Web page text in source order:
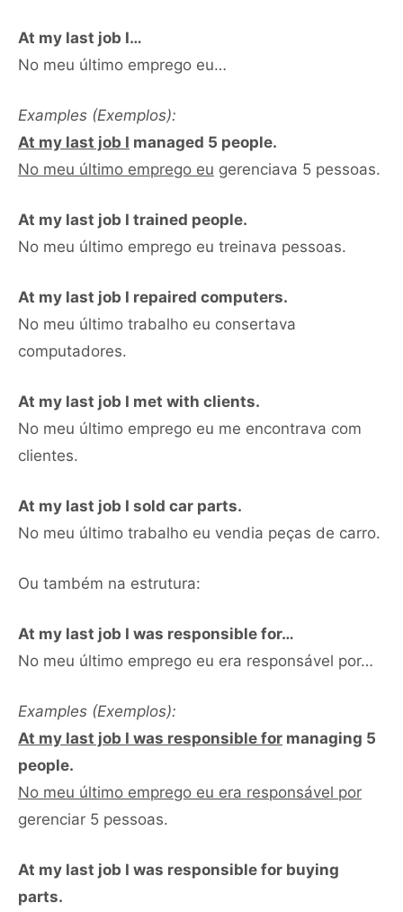
At my last job I…
No meu último emprego eu…
Examples (Exemplos):
At my last job I managed 5 people.
No meu último emprego eu gerenciava 5 pessoas.
At my last job I trained people.
No meu último emprego eu treinava pessoas.
At my last job I repaired computers.
No meu último trabalho eu consertava
computadores.
At my last job I met with clients.
No meu último emprego eu me encontrava com
clientes.
At my last job I sold car parts.
No meu último trabalho eu vendia peças de carro.
Ou também na estrutura:
At my last job I was responsible for…
No meu último emprego eu era responsável por…
Examples (Exemplos):
At my last job I was responsible for managing 5
people.
No meu último emprego eu era responsável por
gerenciar 5 pessoas.
At my last job I was responsible for buying
parts.